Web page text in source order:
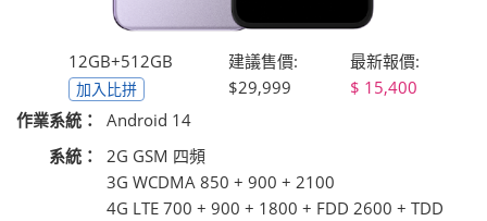
12GB+512GB
加入比拼
建議售價:
$29,999
最新報價:
15,400
作業系統：
Android 14
系統：
2G GSM 四頻
3G WCDMA 850 + 900 + 2100
4G LTE 700 + 900 + 1800 + FDD 2600 + TDD